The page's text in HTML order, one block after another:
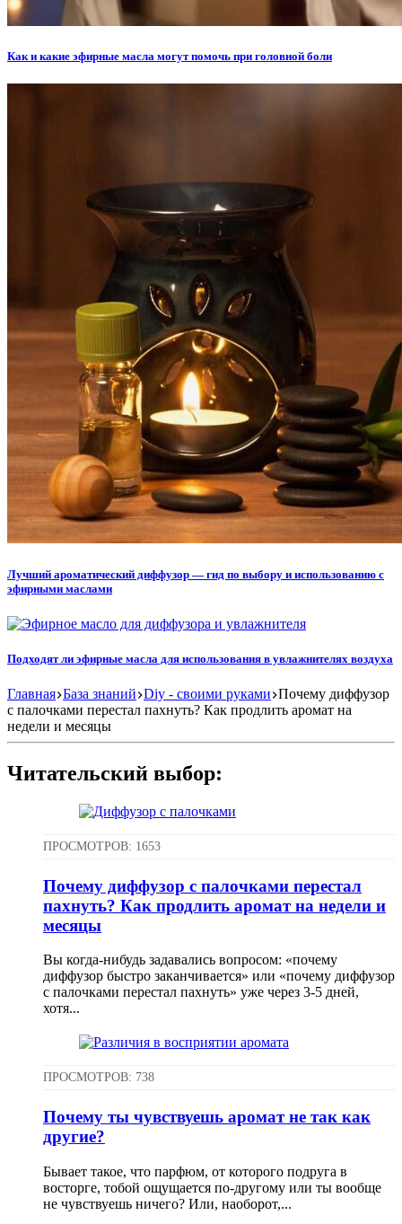
Как и какие эфирные масла могут помочь при головной боли
Лучший ароматический диффузор — гид по выбору и использованию с
эфирными маслами
Подходят ли эфирные масла для использования в увлажнителях воздуха
Главная База знаний Diy - своими руками Почему диффузор
с палочками перестал пахнуть? Как продлить аромат на
недели и месяцы
Читательский выбор:
ПРОСМОТРОВ: 1653
Почему диффузор с палочками перестал
пахнуть? Как продлить аромат на недели и
месяцы
Вы когда-нибудь задавались вопросом: «почему
диффузор быстро заканчивается» или «почему диффузор
с палочками перестал пахнуть» уже через 3-5 дней,
хотя...
ПРОСМОТРОВ: 738
Почему ты чувствуешь аромат не так как
другие?
Бывает такое, что парфюм, от которого подруга в
восторге, тобой ощущается по-другому или ты вообще
не чувствуешь ничего? Или, наоборот,...